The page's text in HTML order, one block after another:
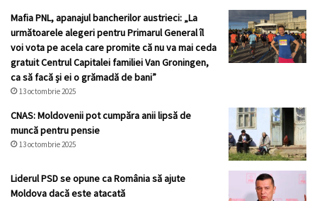
Mafia PNL, apanajul bancherilor austrieci: „La
următoarele alegeri pentru Primarul General îl
voi vota pe acela care promite că nu va mai ceda
gratuit Centrul Capitalei familiei Van Groningen,
ca să facă și ei o grămadă de bani”
13 octombrie 2025
CNAS: Moldovenii pot cumpăra anii lipsă de
muncă pentru pensie
13 octombrie 2025
Liderul PSD se opune ca România să ajute
Moldova dacă este atacată